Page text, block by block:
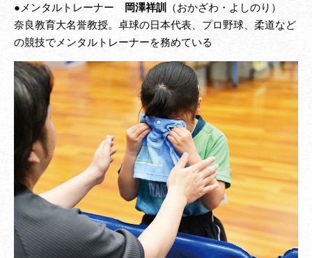
●メンタルトレーナー 岡澤祥訓
（おかざわ・よしのり）
奈良教育大名誉教授。卓球の日本代表、プロ野球、柔道など
の競技でメンタルトレーナーを務めている